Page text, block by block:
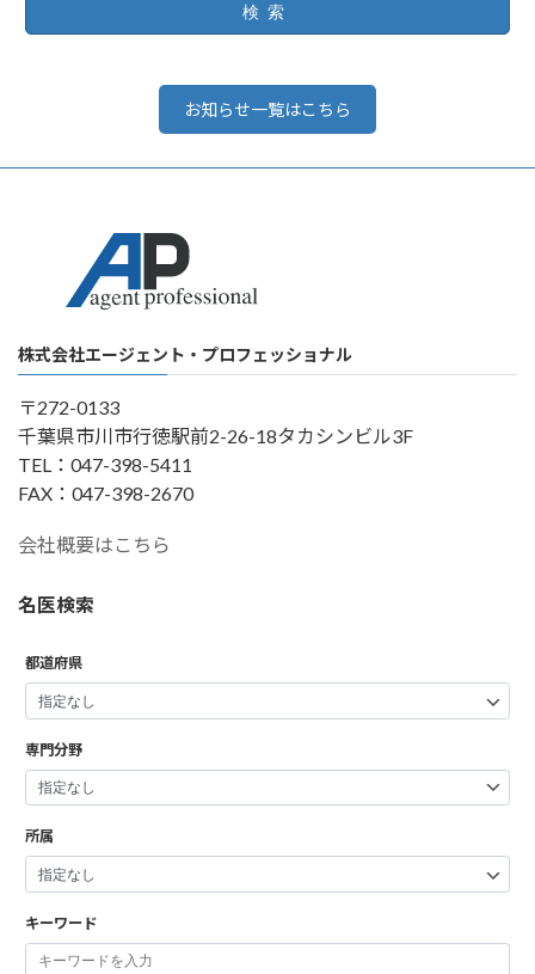
検索
お知らせ一覧はこちら
株式会社エージェント・プロフェッショナル
〒272-0133
千葉県市川市行徳駅前2-26-18タカシンビル3F
TEL：047-398-5411
FAX：047-398-2670
会社概要はこちら
名医検索
都道府県
専門分野
所属
キーワード